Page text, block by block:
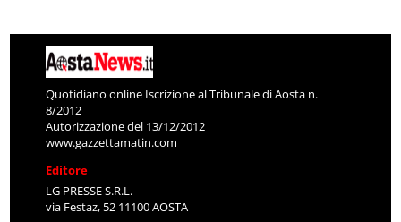
Quotidiano online Iscrizione al Tribunale di Aosta n.
8/2012
Autorizzazione del 13/12/2012
www.gazzettamatin.com
Editore
LG PRESSE S.R.L.
via Festaz, 52 11100 AOSTA